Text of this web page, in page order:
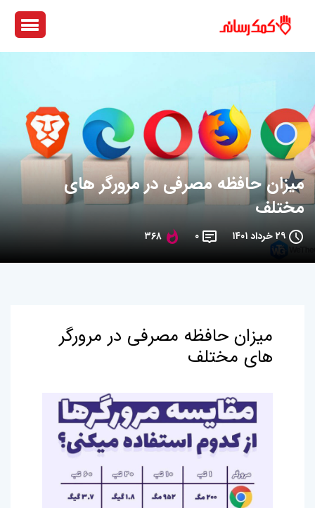
میزان حافظه مصرفی در مرورگر های
مختلف
۲۹ خرداد ۱۴۰۱ ۰ ۳۶۸
میزان حافظه مصرفی در مرورگر
های مختلف